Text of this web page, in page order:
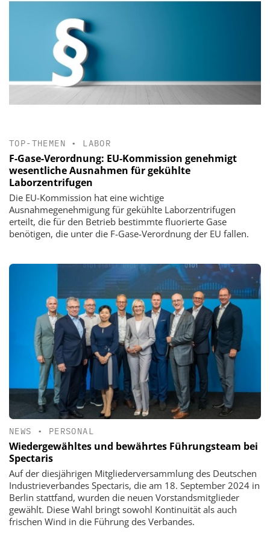
TOP-THEMEN • LABOR
F-Gase-Verordnung: EU-Kommission genehmigt
wesentliche Ausnahmen für gekühlte
Laborzentrifugen
Die EU-Kommission hat eine wichtige
Ausnahmegenehmigung für gekühlte Laborzentrifugen
erteilt, die für den Betrieb bestimmte fluorierte Gase
benötigen, die unter die F-Gase-Verordnung der EU fallen.
NEWS • PERSONAL
Wiedergewähltes und bewährtes Führungsteam bei
Spectaris
Auf der diesjährigen Mitgliederversammlung des Deutschen
Industrieverbandes Spectaris, die am 18. September 2024 in
Berlin stattfand, wurden die neuen Vorstandsmitglieder
gewählt. Diese Wahl bringt sowohl Kontinuität als auch
frischen Wind in die Führung des Verbandes.